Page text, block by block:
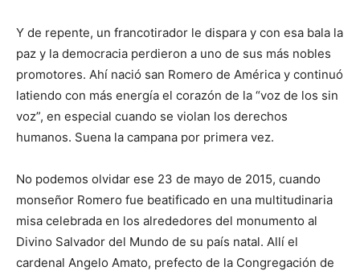
Y de repente, un francotirador le dispara y con esa bala la
paz y la demo­cracia perdieron a uno de sus más no­bles
promotores. Ahí nació san Romero de América y continuó
latiendo con más energía el corazón de la “voz de los sin
voz”, en especial cuando se vio­lan los derechos
humanos. Suena la campana por primera vez.
No podemos olvidar ese 23 de ma­yo de 2015, cuando
monseñor Romero fue beatificado en una multitudinaria
misa celebrada en los alrededores del monumento al
Divino Salvador del Mundo de su país natal. Allí el
cardenal Angelo Amato, prefecto de la Congre­gación de